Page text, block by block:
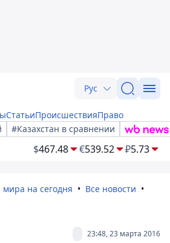
Рус
СтатьиПроисшествияПраво
#Казахстан в сравнении
$467.48 €539.52 ₽5.73
мира на сегодня
Все новости
23:48, 23 марта 2016